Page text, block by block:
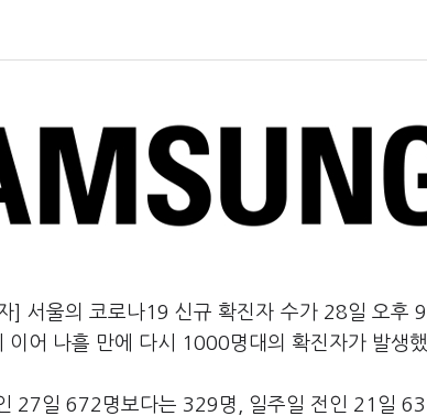
] 서울의 코로나19 신규 확진자 수가 28일 오후
어 나흘 만에 다시 1000명대의 확진자가 발생했
27일 672명보다는 329명, 일주일 전인 21일